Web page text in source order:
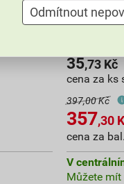
Kryt
35,73Kč
cena za ks
397,00 Kč
357,30
cena za
V
Můžete mít
Odmítnout